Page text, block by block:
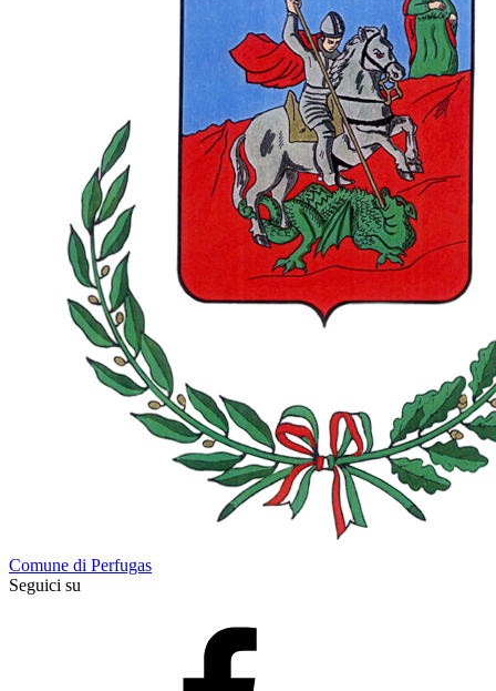
Comune di Perfugas
Seguici su